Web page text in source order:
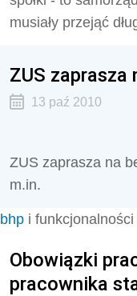
musiały przejąć
ZUS zaprasza
13 paź 2010
ZUS zaprasza na
m.in.
bhp i
Obowiązki
pracownika